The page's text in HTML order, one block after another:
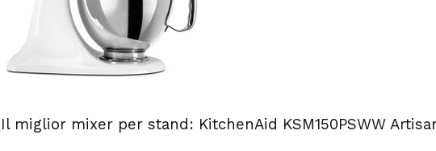
Il miglior mixer per stand: KitchenAid KSM150PSWW